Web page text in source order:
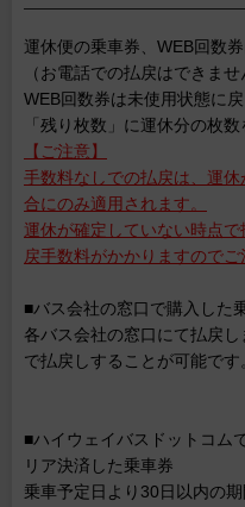
運休便の乗車券、WEB回数
（お電話での払戻はできませ
WEB回数券は未使用状態に
「残り枚数」に運休分の枚
【ご注意】
手数料なしでの払戻は、運
合にのみ適用されます。
運休が確定していない時点
戻手数料がかかりますのでご
■バス会社の窓口で購入し
各バス会社の窓口にて払戻
で払戻しすることが可能です
■ハイウェイバスドットコム
リア決済した乗車券
乗車予定日より30日以内の